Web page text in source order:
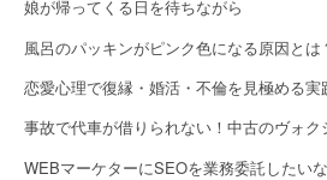
娘が帰ってくる日を待ちながら
風呂のパッキンがピンク色になる原因と
恋愛心理で復縁・婚活・不倫を見極める実
事故で代車が借りられない！中古のヴォ
WEBマーケターにSEOを業務委託したい